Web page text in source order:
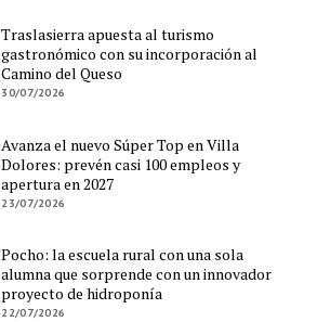
Traslasierra apuesta al turismo
gastronómico con su incorporación al
Camino del Queso
30/07/2026
Avanza el nuevo Súper Top en Villa
Dolores: prevén casi 100 empleos y
apertura en 2027
23/07/2026
Pocho: la escuela rural con una sola
alumna que sorprende con un innovador
proyecto de hidroponía
22/07/2026